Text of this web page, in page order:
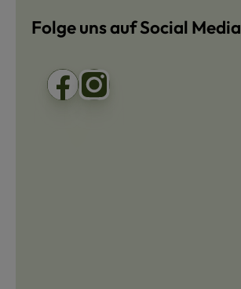
Folge uns auf Social Media